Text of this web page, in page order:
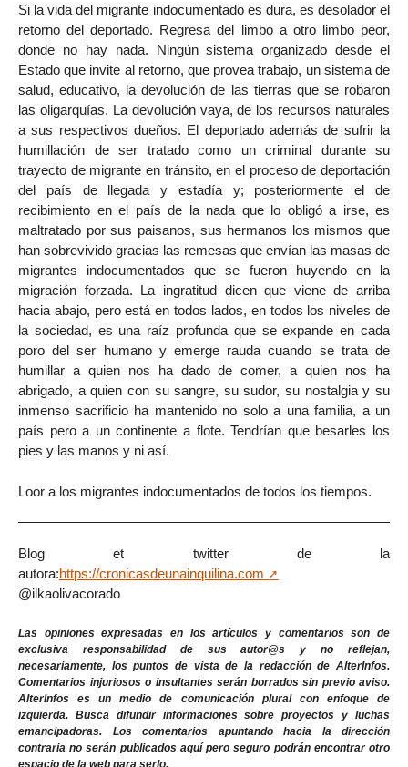
Si la vida del migrante indocumentado es dura, es desolador el
retorno del deportado. Regresa del limbo a otro limbo peor,
donde no hay nada. Ningún sistema organizado desde el
Estado que invite al retorno, que provea trabajo, un sistema de
salud, educativo, la devolución de las tierras que se robaron
las oligarquías. La devolución vaya, de los recursos naturales
a sus respectivos dueños. El deportado además de sufrir la
humillación de ser tratado como un criminal durante su
trayecto de migrante en tránsito, en el proceso de deportación
del país de llegada y estadía y; posteriormente el de
recibimiento en el país de la nada que lo obligó a irse, es
maltratado por sus paisanos, sus hermanos los mismos que
han sobrevivido gracias las remesas que envían las masas de
migrantes indocumentados que se fueron huyendo en la
migración forzada. La ingratitud dicen que viene de arriba
hacia abajo, pero está en todos lados, en todos los niveles de
la sociedad, es una raíz profunda que se expande en cada
poro del ser humano y emerge rauda cuando se trata de
humillar a quien nos ha dado de comer, a quien nos ha
abrigado, a quien con su sangre, su sudor, su nostalgia y su
inmenso sacrificio ha mantenido no solo a una familia, a un
país pero a un continente a flote. Tendrían que besarles los
pies y las manos y ni así.
Loor a los migrantes indocumentados de todos los tiempos.
Blog et twitter de la
autora:https://cronicasdeunainquilina.com
@ilkaolivacorado
Las opiniones expresadas en los artículos y comentarios son de
exclusiva responsabilidad de sus autor@s y no reflejan,
necesariamente, los puntos de vista de la redacción de AlterInfos.
Comentarios injuriosos o insultantes serán borrados sin previo aviso.
AlterInfos es un medio de comunicación plural con enfoque de
izquierda. Busca difundir informaciones sobre proyectos y luchas
emancipadoras. Los comentarios apuntando hacia la dirección
contraria no serán publicados aquí pero seguro podrán encontrar otro
espacio de la web para serlo.